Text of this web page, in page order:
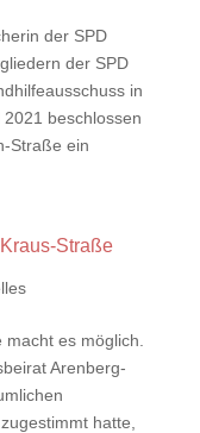
der SPD
der SPD
in
beschlossen
Straße ein
Straße
es möglich.
Arenberg-
hatte,